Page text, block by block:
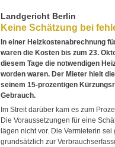
Landgericht Berlin
Keine Schätzung bei
In einer Heizkostenabrechnung
waren die Kosten bis zum 23.
diesem Tage die notwendigen
worden waren. Der Mieter hielt
seinem 15-prozentigen
Gebrauch.
Im Streit darüber kam es zum
Die Voraussetzungen für eine
lägen nicht vor. Die Vermieterin
grundsätzlich zur